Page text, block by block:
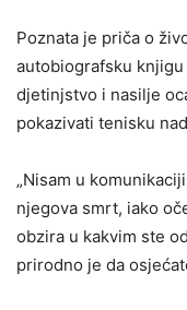
Poznata je priča o
autobiografsku
djetinjstvo i nasilje
pokazivati tenisku
„Nisam u
njegova smrt, iako
obzira u kakvim ste
prirodno je da